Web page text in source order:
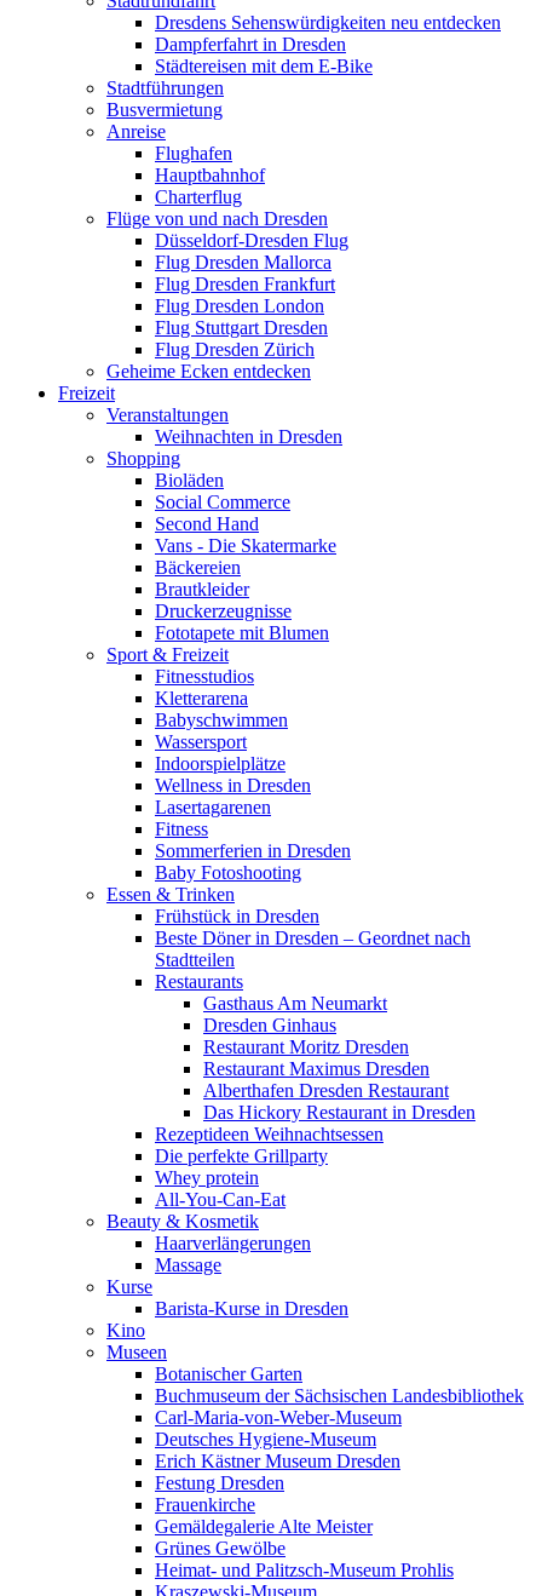
Dresdens Sehenswürdigkeiten neu entdecken
Dampferfahrt in Dresden
Städtereisen mit dem E-Bike
Stadtführungen
Busvermietung
Anreise
Flughafen
Hauptbahnhof
Charterflug
Flüge von und nach Dresden
Düsseldorf-Dresden Flug
Flug Dresden Mallorca
Flug Dresden Frankfurt
Flug Dresden London
Flug Stuttgart Dresden
Flug Dresden Zürich
Geheime Ecken entdecken
Freizeit
Veranstaltungen
Weihnachten in Dresden
Shopping
Bioläden
Social Commerce
Second Hand
Vans - Die Skatermarke
Bäckereien
Brautkleider
Druckerzeugnisse
Fototapete mit Blumen
Sport & Freizeit
Fitnesstudios
Kletterarena
Babyschwimmen
Wassersport
Indoorspielplätze
Wellness in Dresden
Lasertagarenen
Fitness
Sommerferien in Dresden
Baby Fotoshooting
Essen & Trinken
Frühstück in Dresden
Beste Döner in Dresden – Geordnet nach
Stadtteilen
Restaurants
Gasthaus Am Neumarkt
Dresden Ginhaus
Restaurant Moritz Dresden
Restaurant Maximus Dresden
Alberthafen Dresden Restaurant
Das Hickory Restaurant in Dresden
Rezeptideen Weihnachtsessen
Die perfekte Grillparty
Whey protein
All-You-Can-Eat
Beauty & Kosmetik
Haarverlängerungen
Massage
Kurse
Barista-Kurse in Dresden
Kino
Museen
Botanischer Garten
Buchmuseum der Sächsischen Landesbibliothek
Carl-Maria-von-Weber-Museum
Deutsches Hygiene-Museum
Erich Kästner Museum Dresden
Festung Dresden
Frauenkirche
Gemäldegalerie Alte Meister
Grünes Gewölbe
Heimat- und Palitzsch-Museum Prohlis
Kraszewski-Museum